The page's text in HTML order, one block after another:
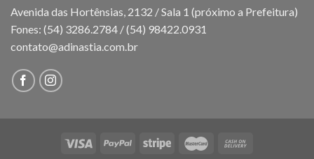
Avenida das Hortênsias, 2132 / Sala 1 (próximo a Prefeitura)
Fones: (54) 3286.2784 / (54) 98422.0931
contato@adinastia.com.br